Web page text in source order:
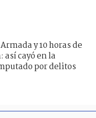
y 10 horas de
así cayó en la
por delitos